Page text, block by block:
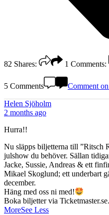
82 Shares: 1 Comments:
5 Comments Comment
Helen Sjöholm
2 months ago
Hurra!!
Nu släpps biljetterna till ”Ritsch
julshow du behöver. Sällan
Jacke, Sussie, Andreas & ett
Mikael Skoglund; ett underbart
december.
Häng med oss ni med!
Boka biljetter via
MoreSee Less